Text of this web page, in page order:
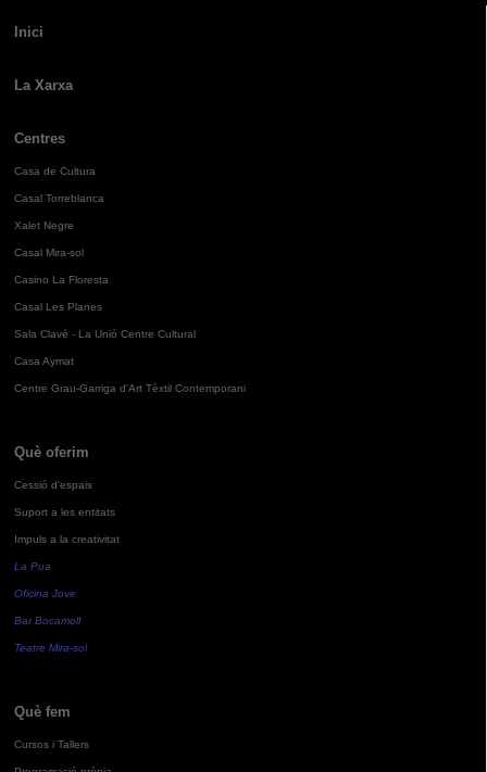
Inici
La Xarxa
Centres
Casa de Cultura
Casal Torreblanca
Xalet Negre
Casal Mira-sol
Casino La Floresta
Casal Les Planes
Sala Clavé - La Unió Centre Cultural
Casa Aymat
Centre Grau-Garriga d'Art Tèxtil Contemporani
Què oferim
Cessió d'espais
Suport a les entitats
Impuls a la creativitat
La Pua
Oficina Jove
Bar Bocamoll
Teatre Mira-sol
Què fem
Cursos i Tallers